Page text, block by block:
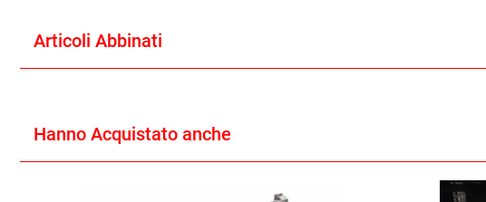
Articoli Abbinati
Hanno Acquistato anche